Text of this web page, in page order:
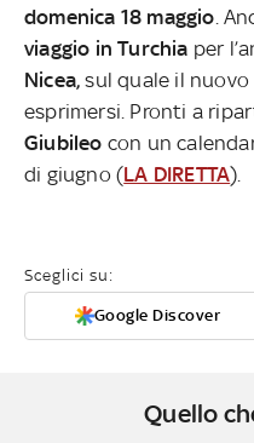
domenica 18 maggio .
viaggio in Turchia per
Nicea, sul quale il
esprimersi. Pronti a
Giubileo con un
di giugno (LA DIRETTA).
Sceglici su:
Google Discover
Quello